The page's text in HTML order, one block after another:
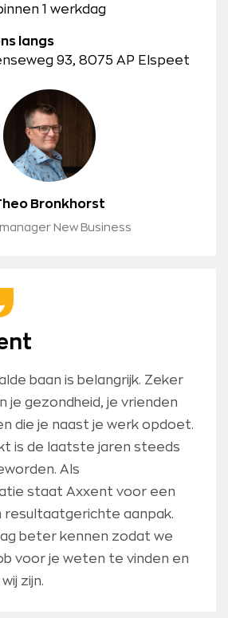
1 werkdag
langs
93, 8075 AP Elspeet
Bronkhorst
New Business
baan is belangrijk. Zeker
je gezondheid, je vrienden
die je naast je werk opdoet.
is de laatste jaren steeds
Als
staat Axxent voor een
resultaatgerichte aanpak.
beter kennen zodat we
voor je weten te vinden en
zijn.